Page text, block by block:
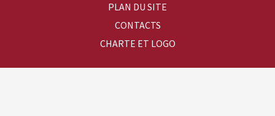
PLAN DU SITE
CONTACTS
CHARTE ET LOGO